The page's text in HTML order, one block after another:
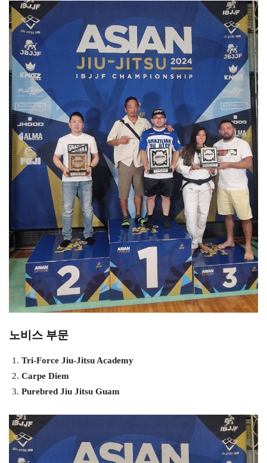
노비스 부문
Tri-Force Jiu-Jitsu Academy
Carpe Diem
Purebred Jiu Jitsu Guam